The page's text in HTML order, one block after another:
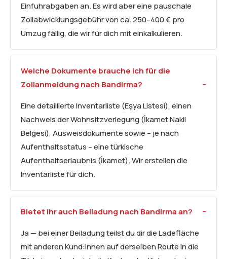
Einfuhrabgaben an. Es wird aber eine pauschale
Zollabwicklungsgebühr von ca. 250–400 € pro
Umzug fällig, die wir für dich mit einkalkulieren.
Welche Dokumente brauche ich für die
Zollanmeldung nach Bandirma?
Eine detaillierte Inventarliste (Eşya Listesi), einen
Nachweis der Wohnsitzverlegung (İkamet Nakil
Belgesi), Ausweisdokumente sowie – je nach
Aufenthaltsstatus – eine türkische
Aufenthaltserlaubnis (İkamet). Wir erstellen die
Inventarliste für dich.
Bietet ihr auch Beiladung nach Bandirma an?
Ja — bei einer Beiladung teilst du dir die Ladefläche
mit anderen Kund:innen auf derselben Route in die